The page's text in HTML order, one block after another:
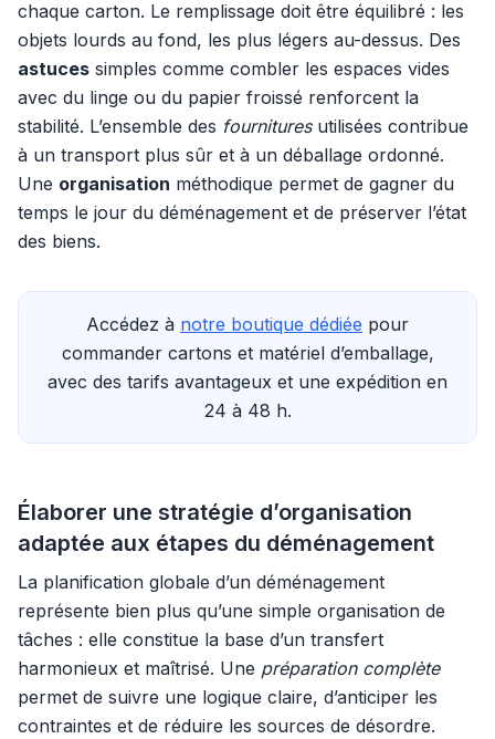
chaque carton. Le remplissage doit être équilibré : les
objets lourds au fond, les plus légers au-dessus. Des
astuces simples comme combler les espaces vides
avec du linge ou du papier froissé renforcent la
stabilité. L’ensemble des fournituresutilisées contribue
à un transport plus sûr et à un déballage ordonné.
Une organisation méthodique permet de gagner du
temps le jour du déménagement et de préserver l’état
des biens.
Accédez à notre boutique dédiée pour
commander cartons et matériel d’emballage,
avec des tarifs avantageux et une expédition en
24 à 48 h.
Élaborer une stratégie d’organisation
adaptée aux étapes du déménagement
La planification globale d’un déménagement
représente bien plus qu’une simple organisation de
tâches : elle constitue la base d’un transfert
harmonieux et maîtrisé. Une préparation complète
permet de suivre une logique claire, d’anticiper les
contraintes et de réduire les sources de désordre.